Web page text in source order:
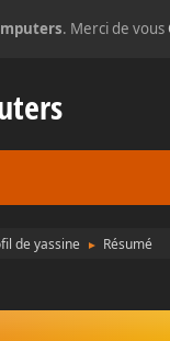
. Merci de vous
de yassine ► Résumé